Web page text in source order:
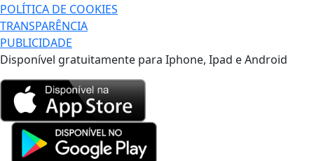
POLÍTICA DE COOKIES
TRANSPARÊNCIA
PUBLICIDADE
Disponível gratuitamente para Iphone, Ipad e Android